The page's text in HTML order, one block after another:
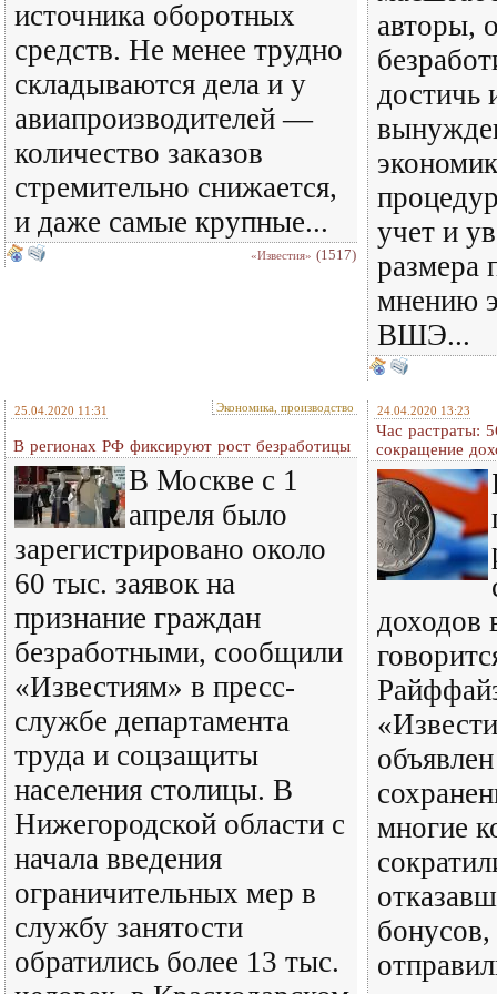
источника оборотных
средств. Не менее трудно
складываются дела и у
авиапроизводителей —
количество заказов
стремительно снижается,
и даже самые крупные...
«Известия» (1517)
авторы,
достичь
учет и
размера
мнению
ВШЭ...
25.04.2020 11:31 Экономика, производство
В регионах РФ фиксируют рост безработицы
В Москве с 1
апреля было
зарегистрировано около
60 тыс. заявок на
признание граждан
безработными, сообщили
«Известиям» в пресс-
службе департамента
труда и соцзащиты
населения столицы. В
Нижегородской области с
начала введения
ограничительных мер в
службу занятости
обратились более 13 тыс.
24.04.2020 13:23
Час растраты:
сокращение
доходов
многие